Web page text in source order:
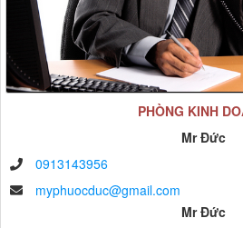
PHÒNG KINH
Mr Đức
0913143956
myphuocduc@gmail.com
Mr Đức